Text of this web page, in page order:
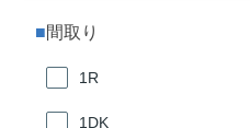
間取り
1R
1DK